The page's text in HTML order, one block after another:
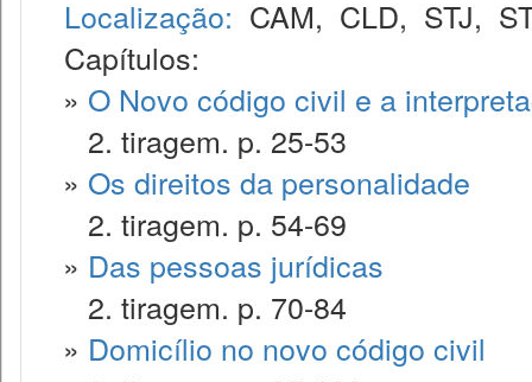
Localização: CAM, CLD, STJ,
Capítulos:
» O Novo código civil e a
2. tiragem. p. 25-53
» Os direitos da personalidade
2. tiragem. p. 54-69
» Das pessoas jurídicas
2. tiragem. p. 70-84
» Domicílio no novo código civil